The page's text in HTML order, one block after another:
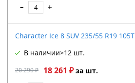
– +
Character Ice 8 SUV 235/55 R19 105T
20 290 ₽ 18 261 ₽за шт.
В наличии>12 шт.